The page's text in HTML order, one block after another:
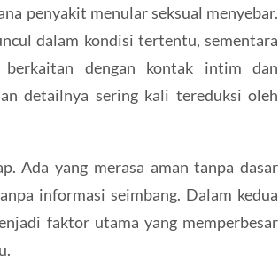
penyakit menular seksual menyebar.
dalam kondisi tertentu, sementara
berkaitan dengan kontak intim dan
detailnya sering kali tereduksi oleh
Ada yang merasa aman tanpa dasar
informasi seimbang. Dalam kedua
faktor utama yang memperbesar